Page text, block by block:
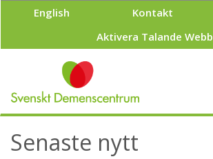
p
l
English Kontakt
Aktivera Talande Webb
Senaste nytt